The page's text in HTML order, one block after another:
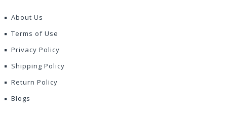
About Us
Terms of Use
Privacy Policy
Shipping Policy
Return Policy
Blogs